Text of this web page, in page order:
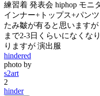
練習着 発表会 hiphop モニ
インナー+トップス+パン
たみ皺が有ると思いますが
まで2-3日くらいになくな
りますが 演出服
hindered
photo by
s2art
2
hinder